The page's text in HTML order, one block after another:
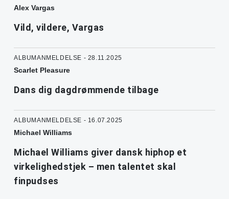
Alex Vargas
Vild, vildere, Vargas
ALBUMANMELDELSE - 28.11.2025
Scarlet Pleasure
Dans dig dagdrømmende tilbage
ALBUMANMELDELSE - 16.07.2025
Michael Williams
Michael Williams giver dansk hiphop et
virkelighedstjek – men talentet skal
finpudses